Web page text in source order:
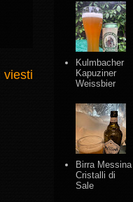
viesti
Kulmbacher
Kapuziner
Weissbier
Birra Messina
Cristalli di
Sale